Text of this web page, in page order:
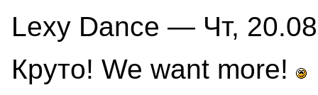
Lexy Dance — Чт,
Круто! We want more!